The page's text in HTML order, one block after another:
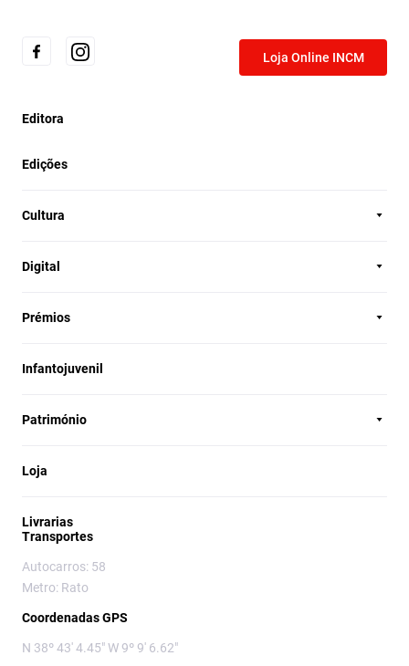
Loja Online INCM
Editora
Edições
Cultura
Digital
Prémios
Infantojuvenil
Património
Loja
Livrarias
Transportes
Autocarros: 58
Metro: Rato
Coordenadas GPS
N 38º 43' 4.45" W 9º 9' 6.62"